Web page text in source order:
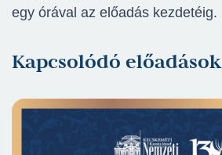
egy órával az előadás kezdetéig.
Kapcsolódó előadások